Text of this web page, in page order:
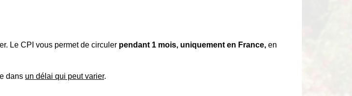
Le CPI vous permet de circuler pendant 1 mois, uniquement en France, en
dans un délai qui peut varier.